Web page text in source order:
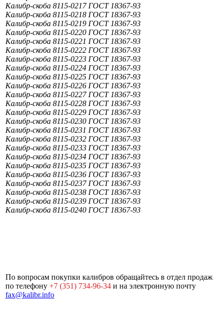
Калибр-скоба 8115-0217 ГОСТ 18367-93
Калибр-скоба 8115-0218 ГОСТ 18367-93
Калибр-скоба 8115-0219 ГОСТ 18367-93
Калибр-скоба 8115-0220 ГОСТ 18367-93
Калибр-скоба 8115-0221 ГОСТ 18367-93
Калибр-скоба 8115-0222 ГОСТ 18367-93
Калибр-скоба 8115-0223 ГОСТ 18367-93
Калибр-скоба 8115-0224 ГОСТ 18367-93
Калибр-скоба 8115-0225 ГОСТ 18367-93
Калибр-скоба 8115-0226 ГОСТ 18367-93
Калибр-скоба 8115-0227 ГОСТ 18367-93
Калибр-скоба 8115-0228 ГОСТ 18367-93
Калибр-скоба 8115-0229 ГОСТ 18367-93
Калибр-скоба 8115-0230 ГОСТ 18367-93
Калибр-скоба 8115-0231 ГОСТ 18367-93
Калибр-скоба 8115-0232 ГОСТ 18367-93
Калибр-скоба 8115-0233 ГОСТ 18367-93
Калибр-скоба 8115-0234 ГОСТ 18367-93
Калибр-скоба 8115-0235 ГОСТ 18367-93
Калибр-скоба 8115-0236 ГОСТ 18367-93
Калибр-скоба 8115-0237 ГОСТ 18367-93
Калибр-скоба 8115-0238 ГОСТ 18367-93
Калибр-скоба 8115-0239 ГОСТ 18367-93
Калибр-скоба 8115-0240 ГОСТ 18367-93
По вопросам покупки калибров обращайтесь в отдел продаж
по телефону +7 (351) 734-96-34 и на электронную почту
fax@kalibr.info